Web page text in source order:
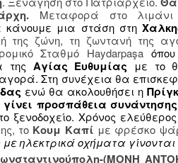
Μεταφορά στο
μια στάση στη
της ζώνη, τη ζωντανή της
Σταθμό Haydarpaşa
της Αγίας Ευθυμίας με το
Στη συνέχεια θα
ενώ θα ακολουθήσει η
προσπάθεια
ξενοδοχείο. Χρόνος
το Κουμ Καπί με φρέσκο
ηλεκτρικά οχήματα γίνονται
(ΜΟΝΗ